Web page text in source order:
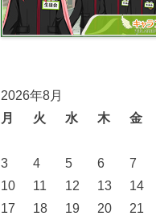
2026年8月
月
火 水 木 金
3
4 5 6 7
10
11 12 13 14
17
18 19 20 21